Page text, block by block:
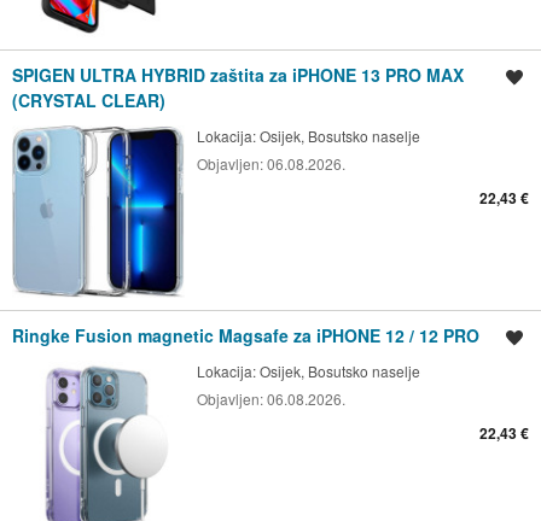
SPIGEN ULTRA HYBRID zaštita za iPHONE 13 PRO MAX
(CRYSTAL CLEAR)
Lokacija:Osijek, Bosutsko naselje
Objavljen:06.08.2026.
22,43 €
Ringke Fusion magnetic Magsafe za iPHONE 12 / 12 PRO
Lokacija:Osijek, Bosutsko naselje
Objavljen:06.08.2026.
22,43 €